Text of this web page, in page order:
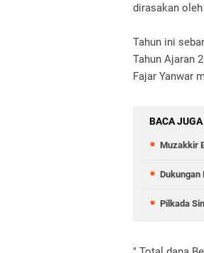
dirasakan
Tahun ini
Tahun Ajaran
Fajar Yanwar
BACA JUGA
Muzakkir
Dukungan
Pilkada